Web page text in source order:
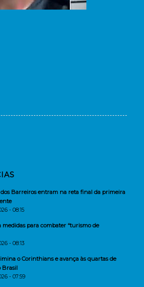
dos Barreiros entram na reta final da primeira
- 08:15
para combater “turismo de
- 08:13
o Corinthians e avança às quartas de
Brasil
- 07:59